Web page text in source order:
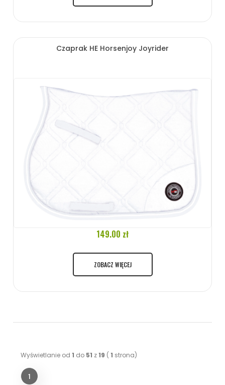
Czaprak HE Horsenjoy Joyrider
149.00 zł
ZOBACZ WIĘCEJ
Wyświetlanie od1 do 51 z19 (1 strona)
1